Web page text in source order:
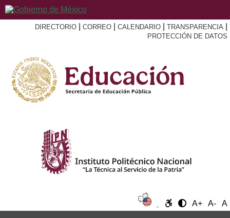
DIRECTORIO CORREO CALENDARIO TRANSPARENCIA
PROTECCIÓN DE DATOS
A+ A- A